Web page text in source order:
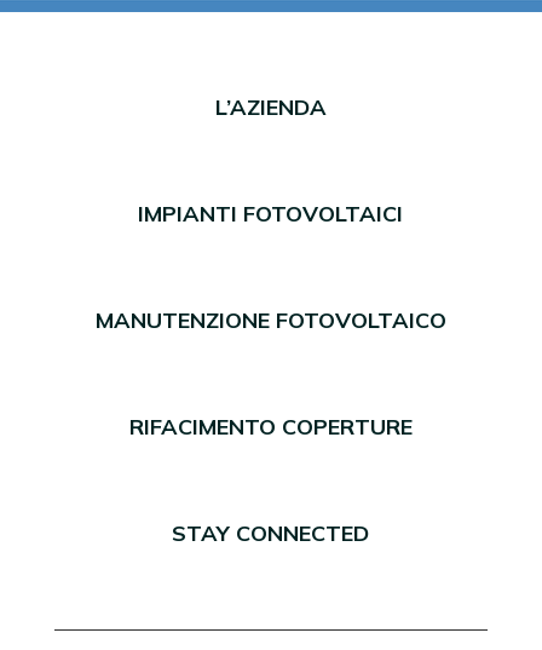
L’AZIENDA
IMPIANTI FOTOVOLTAICI
MANUTENZIONE FOTOVOLTAICO
RIFACIMENTO COPERTURE
STAY CONNECTED